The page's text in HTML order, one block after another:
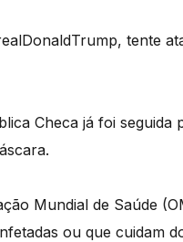
tente
Checa já foi
Mundial de Saúde
ou que cuidam